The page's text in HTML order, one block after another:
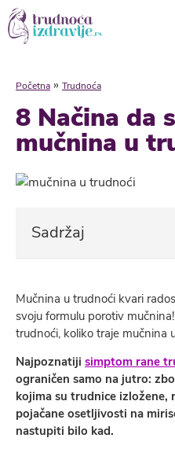
Početna » Trudnoća
8 Načina da
mučnina u
Sadržaj
Mučnina u trudnoći kvari
svoju formulu porotiv
trudnoći, koliko traje mučnina
Najpoznatiji simptom rane
ograničen samo na jutro:
kojima su trudnice izložene,
pojačane osetljivosti na
nastupiti bilo kad.